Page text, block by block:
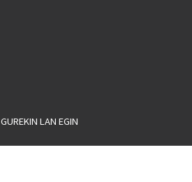
GUREKIN LAN EGIN